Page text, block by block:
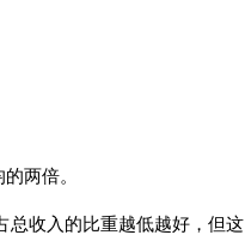
两倍。
总收入的比重越低越好，但这